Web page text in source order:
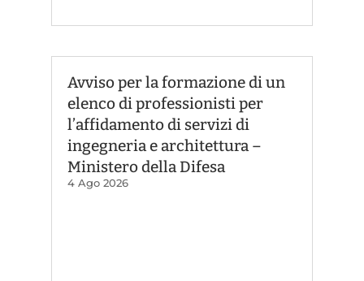
Avviso per la formazione di un
elenco di professionisti per
l’affidamento di servizi di
ingegneria e architettura –
Ministero della Difesa
4 Ago 2026